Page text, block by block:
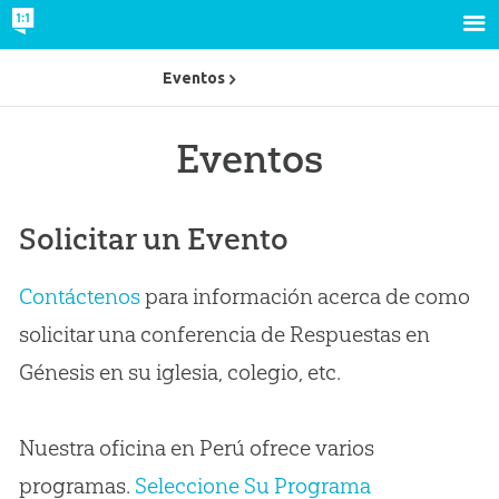
Eventos
Solicitar un Evento
Contáctenospara información acerca de como
solicitar una conferencia de Respuestas en
Génesis en su iglesia, colegio, etc.
Nuestra oficina en Perú ofrece varios
programas. Seleccione Su Programa
Eventos